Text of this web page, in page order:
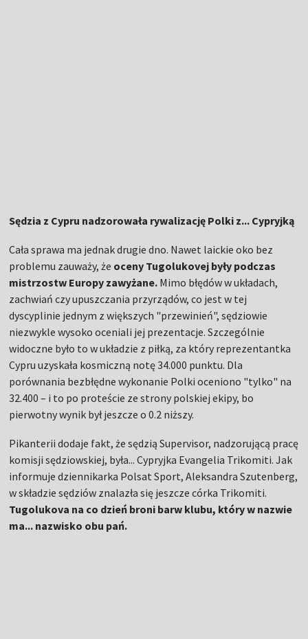
Sędzia z Cypru nadzorowała rywalizację Polki z... Cypryjką
Cała sprawa ma jednak drugie dno. Nawet laickie oko bez
problemu zauważy, że oceny Tugolukovej były podczas
mistrzostw Europy zawyżane. Mimo błędów w układach,
zachwiań czy upuszczania przyrządów, co jest w tej
dyscyplinie jednym z większych "przewinień", sędziowie
niezwykle wysoko oceniali jej prezentacje. Szczególnie
widoczne było to w układzie z piłką, za który reprezentantka
Cypru uzyskała kosmiczną notę 34.000 punktu. Dla
porównania bezbłędne wykonanie Polki oceniono "tylko" na
32.400– i to po proteście ze strony polskiej ekipy, bo
pierwotny wynik był jeszcze o 0.2 niższy.
Pikanterii dodaje fakt, że sędzią Supervisor, nadzorującą pracę
komisji sędziowskiej, była... Cypryjka Evangelia Trikomiti. Jak
informuje dziennikarka Polsat Sport, Aleksandra Szutenberg,
w składzie sędziów znalazła się jeszcze córka Trikomiti.
Tugolukova na co dzień broni barw klubu, który w nazwie
ma... nazwisko obu pań.